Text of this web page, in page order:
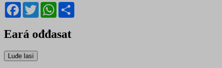
Facebook
TwitterWhatsApp
Eará ođđasat